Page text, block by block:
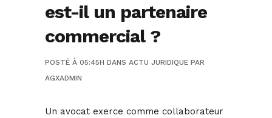
est-il un partenaire
commercial ?
POSTÉ À 05:45H DANS ACTU JURIDIQUE PAR
AGXADMIN
Un avocat exerce comme collaborateur